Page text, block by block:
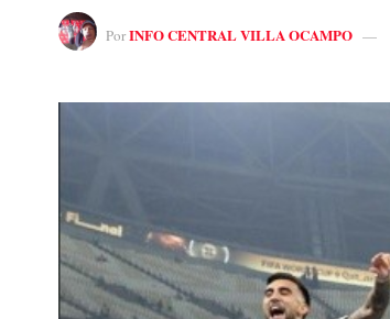
PorINFO CENTRAL VILLA OCAMPO